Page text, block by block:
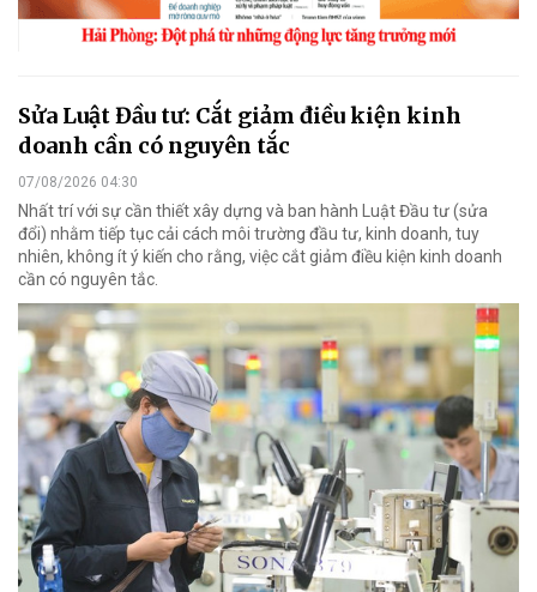
Sửa Luật Đầu tư: Cắt giảm điều kiện kinh
doanh cần có nguyên tắc
07/08/2026 04:30
Nhất trí với sự cần thiết xây dựng và ban hành Luật Đầu tư (sửa
đổi) nhằm tiếp tục cải cách môi trường đầu tư, kinh doanh, tuy
nhiên, không ít ý kiến cho rằng, việc cắt giảm điều kiện kinh doanh
cần có nguyên tắc.